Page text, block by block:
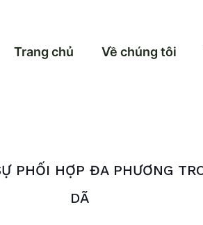
Trang chủ Về chúng tôi
PHỐI HỢP ĐA PHƯƠNG
DÃ